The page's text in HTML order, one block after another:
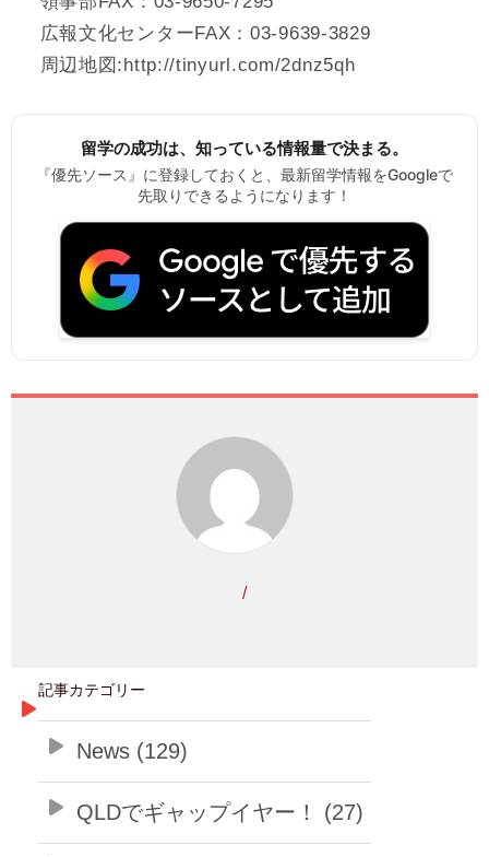
広報文化センターFAX：03-9639-3829
周辺地図:http://tinyurl.com/2dnz5qh
留学の成功は、知っている情報量で決まる。
『優先ソース』に登録しておくと、最新留学情報をGoogleで
先取りできるようになります！
/
記事カテゴリー
News (129)
QLDでギャップイヤー！ (27)